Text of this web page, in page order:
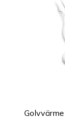
Golvvärme